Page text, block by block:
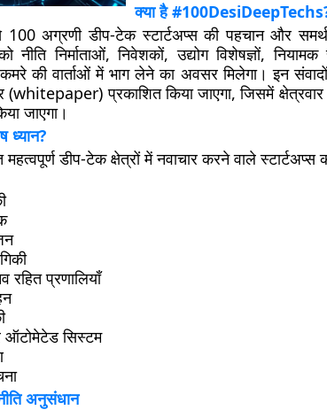
क्या है
अग्रणी डीप-टेक स्टार्टअप्स की पहचान और
नीति निर्माताओं, निवेशकों, उद्योग विशेषज्ञों,
की वार्ताओं में भाग लेने का अवसर मिलेगा। इन
(whitepaper) प्रकाशित किया जाएगा, जिसमें
जाएगा।
ध्यान?
डीप-टेक क्षेत्रों में नवाचार करने वाले स्टार्टअप्स
रहित प्रणालियाँ
ऑटोमेटेड सिस्टम
अनुसंधान